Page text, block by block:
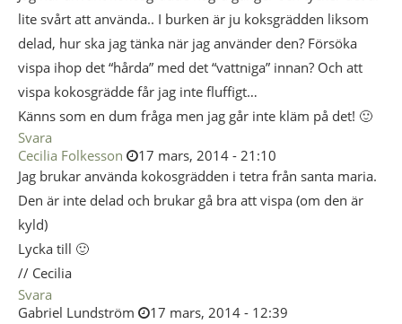
lite svårt att använda.. I burken är ju koksgrädden liksom
delad, hur ska jag tänka när jag använder den? Försöka
vispa ihop det “hårda” med det “vattniga” innan? Och att
vispa kokosgrädde får jag inte fluffigt…
Känns som en dum fråga men jag går inte kläm på det! 🙂
Svara
Cecilia Folkesson
17 mars, 2014 - 21:10
Jag brukar använda kokosgrädden i tetra från santa maria.
Den är inte delad och brukar gå bra att vispa (om den är
kyld)
Lycka till 🙂
// Cecilia
Svara
Gabriel Lundström
17 mars, 2014 - 12:39